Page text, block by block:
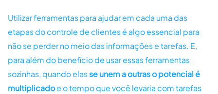
Utilizar ferramentas para ajudar em cada uma das
etapas do controle de clientes é algo essencial para
não se perder no meio das informações e tarefas. E,
para além do benefício de usar essas ferramentas
sozinhas, quando elasse unem a outras o potencial é
multiplicadoe o tempo que você levaria com tarefas